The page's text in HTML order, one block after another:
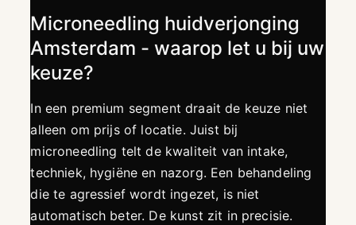
Microneedling huidverjonging
Amsterdam - waarop let u bij uw
keuze?
In een premium segment draait de keuze niet
alleen om prijs of locatie. Juist bij
microneedling telt de kwaliteit van intake,
techniek, hygiëne en nazorg. Een behandeling
die te agressief wordt ingezet, is niet
automatisch beter. De kunst zit in precisie.